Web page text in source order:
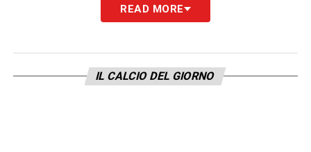
sommare comunque al risparmio
serbo, che ha già salutato i tifosi, contratto
fino al 2027.
READ MORE
IL CALCIO DEL GIORNO